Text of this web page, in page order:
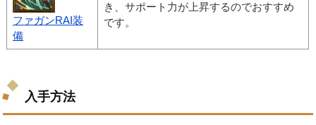
ファガンRAI装
備
き、サポート力が上昇するのでおすすめ
です。
入手方法